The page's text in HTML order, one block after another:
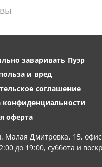
заваривать Пуэр
и вред
соглашение
конфиденциальности
оферта
Малая Дмитровка, 15,
до 19:00, суббота и